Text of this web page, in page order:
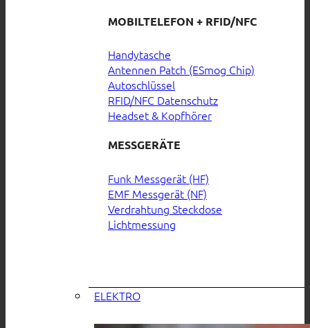
MOBILTELEFON + RFID/NFC
Handytasche
Antennen Patch (ESmog Chip)
Autoschlüssel
RFID/NFC Datenschutz
Headset & Kopfhörer
MESSGERÄTE
Funk Messgerät (HF)
EMF Messgerät (NF)
Verdrahtung Steckdose
Lichtmessung
ELEKTRO